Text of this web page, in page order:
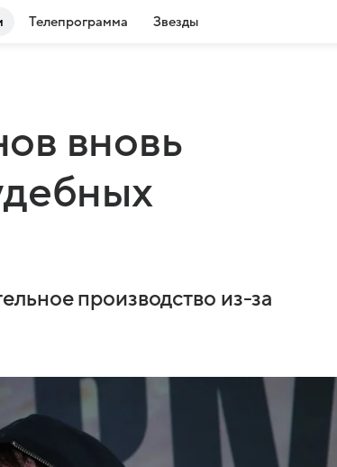
Телепрограмма Звезды
вновь
производство из-за